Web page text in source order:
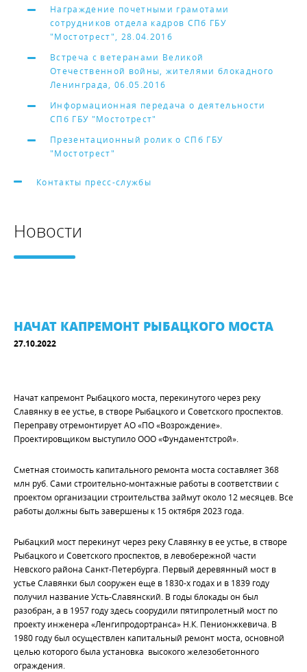
Награждение почетными грамотами
сотрудников отдела кадров СПб ГБУ
"Мостотрест", 28.04.2016
Встреча с ветеранами Великой
Отечественной войны, жителями блокадного
Ленинграда, 06.05.2016
Информационная передача о деятельности
СПб ГБУ "Мостотрест"
Презентационный ролик о СПб ГБУ
"Мостотрест"
Контакты пресс-службы
Новости
НАЧАТ КАПРЕМОНТ РЫБАЦКОГО МОСТА
27.10.2022
Начат капремонт Рыбацкого моста, перекинутого через реку
Славянку в ее устье, в створе Рыбацкого и Советского проспектов.
Переправу отремонтирует АО «ПО «Возрождение».
Проектировщиком выступило ООО «Фундаментстрой».
Сметная стоимость капитального ремонта моста составляет 368
млн руб. Сами строительно-монтажные работы в соответствии с
проектом организации строительства займут около 12 месяцев. Все
работы должны быть завершены к 15 октября 2023 года.
Рыбацкий мост перекинут через реку Славянку в ее устье, в створе
Рыбацкого и Советского проспектов, в левобережной части
Невского района Санкт-Петербурга. Первый деревянный мост в
устье Славянки был сооружен еще в 1830-х годах и в 1839 году
получил название Усть-Славянский. В годы блокады он был
разобран, а в 1957 году здесь соорудили пятипролетный мост по
проекту инженера «Ленгипродортранса» Н.К. Пенионжкевича. В
1980 году был осуществлен капитальный ремонт моста, основной
целью которого была установка высокого железобетонного
ограждения.